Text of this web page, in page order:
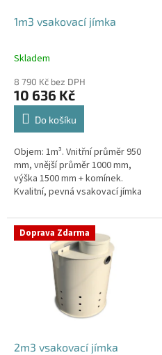
1m3 vsakovací jímka
Průměrné
produktu
je
4,4
hvězdiček.
Skladem
8 790 Kč bez DPH
10 636 Kč
Do košíku
Objem: 1m³. Vnitřní průměr 950
mm, vnější průměr 1000 mm,
výška 1500 mm + komínek.
Kvalitní, pevná vsakovací jímka
obetonování Průměr přítoku a
odtoku +...
Doprava Zdarma
2m3 vsakovací jímka